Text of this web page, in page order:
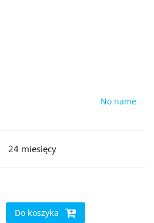
No name
24 miesięcy
Do koszyka